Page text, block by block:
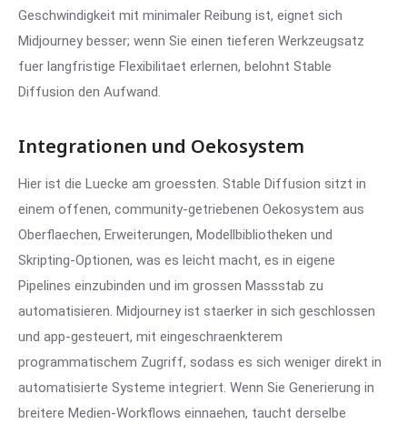
Geschwindigkeit mit minimaler Reibung ist, eignet sich
Midjourney besser; wenn Sie einen tieferen Werkzeugsatz
fuer langfristige Flexibilitaet erlernen, belohnt Stable
Diffusion den Aufwand.
Integrationen und Oekosystem
Hier ist die Luecke am groessten. Stable Diffusion sitzt in
einem offenen, community-getriebenen Oekosystem aus
Oberflaechen, Erweiterungen, Modellbibliotheken und
Skripting-Optionen, was es leicht macht, es in eigene
Pipelines einzubinden und im grossen Massstab zu
automatisieren. Midjourney ist staerker in sich geschlossen
und app-gesteuert, mit eingeschraenkterem
programmatischem Zugriff, sodass es sich weniger direkt in
automatisierte Systeme integriert. Wenn Sie Generierung in
breitere Medien-Workflows einnaehen, taucht derselbe